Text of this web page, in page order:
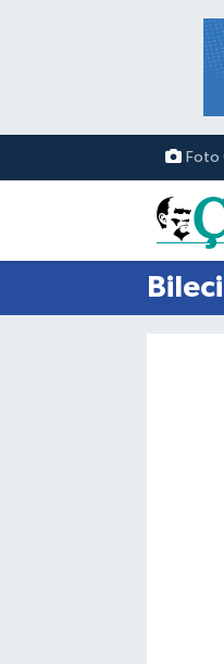
Foto
Mersin Nöbetçi
Mersin Hava
Mersin Namaz
Mersin Trafik